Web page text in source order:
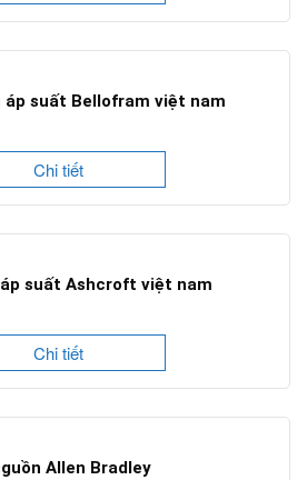
áp suất Bellofram việt nam
Chi tiết
suất Ashcroft việt nam
Chi tiết
Allen Bradley